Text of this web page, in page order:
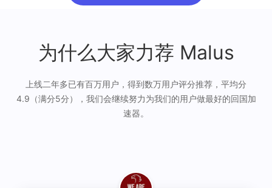
为什么大家力荐 Malus
上线二年多已有百万用户，得到数万用户评分推荐，平均分
4.9（满分5分），我们会继续努力为我们的用户做最好的回国加
速器。